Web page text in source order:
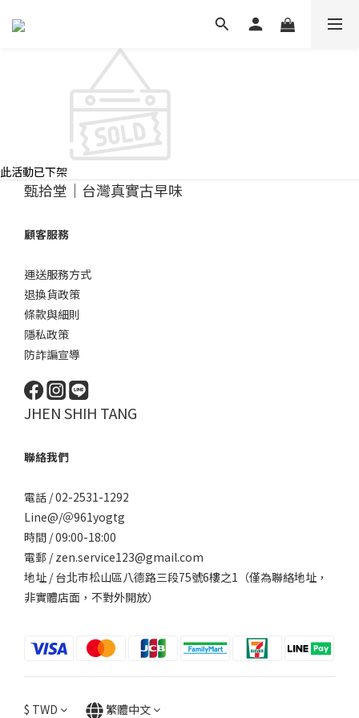
此活動已下架
甄拾堂｜台灣真實古早味
顧客服務
運送服務方式
退換貨政策
條款與細則
隱私政策
防詐諞宣導
JHEN SHIH TANG
聯絡我們
電話 / 02-2531-1292
Line@/＠961yogtg
時間 / 09:00-18:00
電郵 / zen.service123@gmail.com
地址 / 台北巿松山區八德路三段75號6樓之1（僅為聯絡地址，
非實體店面，不對外開放）
$ TWD 繁體中文